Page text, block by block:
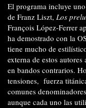
El programa incluye
de Franz Liszt, Los
François López-Ferrer
ha demostrado con la
tiene mucho de
externa de estos
en bandos contrarios.
tensiones, fuerza
comunes
aunque cada uno las